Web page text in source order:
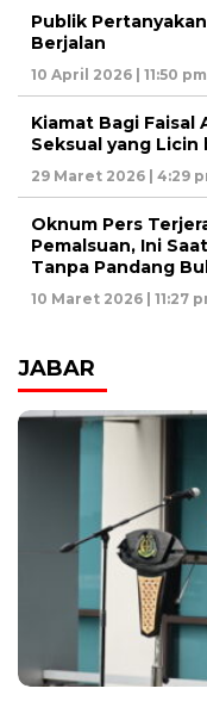
Publik
Berjalan
10 April 2026 | 11:50
Kiamat Bagi Faisal
Seksual yang Licin
29 Maret 2026 | 4:29
Oknum Pers
Pemalsuan, Ini
Tanpa Pandang
10 Maret 2026 | 11:27
JABAR